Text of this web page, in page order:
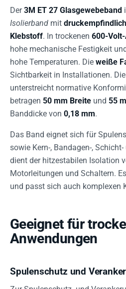
Der3M ET 27 Glasgewebeband
Isolierband mit
Klebstoff. In trockenen 600-
hohe mechanische Festigkeit
hohe Temperaturen. Die weiße
Sichtbarkeit in Installationen. Die
unterstreicht normative
betragen 50 mm Breite und 55
Banddicke von 0,18 mm.
Das Band eignet sich für
sowie Kern-, Bandagen-,
dient der hitzestabilen Isolation
Motorleitungen und Schaltern.
und passt sich auch komplexen
Geeignet für
Anwendungen
Spulenschutz und